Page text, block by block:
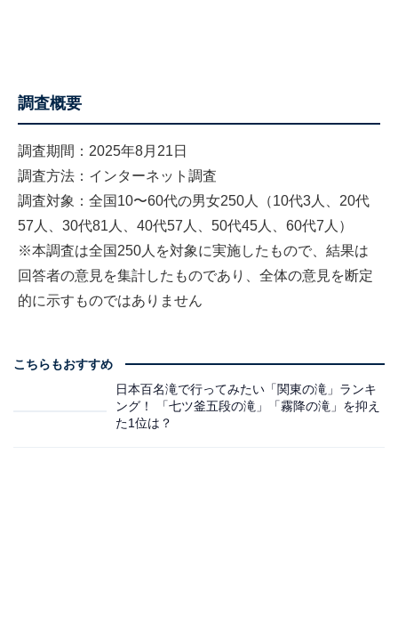
調査概要
調査期間：2025年8月21日
調査方法：インターネット調査
調査対象：全国10〜60代の男女250人（10代3人、20代
57人、30代81人、40代57人、50代45人、60代7人）
※本調査は全国250人を対象に実施したもので、結果は
回答者の意見を集計したものであり、全体の意見を断定
的に示すものではありません
こちらもおすすめ
日本百名滝で行ってみたい「関東の滝」ランキ
ング！ 「七ツ釜五段の滝」「霧降の滝」を抑え
た1位は？